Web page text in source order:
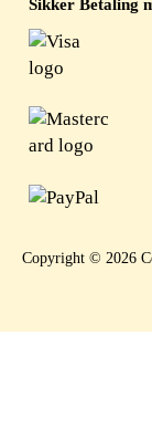
Sikker Betaling
Copyright © 2026